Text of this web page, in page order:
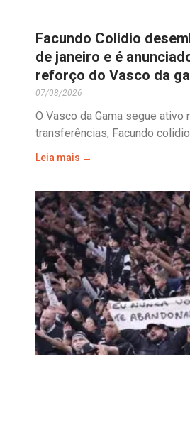
Facundo Colidio
de janeiro e é
reforço do Vasco da
07/08/2026
O Vasco da Gama segue ativo
transferências, Facundo
Leia mais →